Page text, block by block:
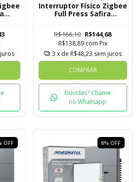
Interruptor Físico Zigbee
Full Press Safira
R$166,10 R$144,68
R$138,89 com Pix
3 x de R$48,23 sem juros
COMPRAR
Duvidas? Chame
no Whatsapp
OFF 8% OFF